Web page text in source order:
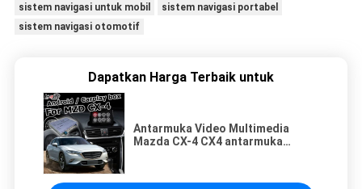
sistem navigasi untuk mobil
sistem navigasi portabel
sistem navigasi otomotif
Dapatkan Harga Terbaik untuk
Antarmuka Video Multimedia
Mazda CX-4 CX4 antarmuka